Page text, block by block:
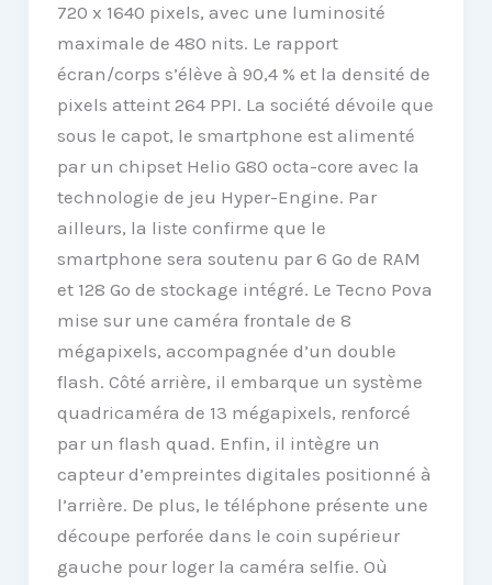
720 x 1640 pixels, avec une luminosité
maximale de 480 nits. Le rapport
écran/corps s’élève à 90,4 % et la densité de
pixels atteint 264 PPI. La société dévoile que
sous le capot, le smartphone est alimenté
par un chipset Helio G80 octa-core avec la
technologie de jeu Hyper-Engine. Par
ailleurs, la liste confirme que le
smartphone sera soutenu par 6 Go de RAM
et 128 Go de stockage intégré. Le Tecno Pova
mise sur une caméra frontale de 8
mégapixels, accompagnée d’un double
flash. Côté arrière, il embarque un système
quadricaméra de 13 mégapixels, renforcé
par un flash quad. Enfin, il intègre un
capteur d’empreintes digitales positionné à
l’arrière. De plus, le téléphone présente une
découpe perforée dans le coin supérieur
gauche pour loger la caméra selfie. Où